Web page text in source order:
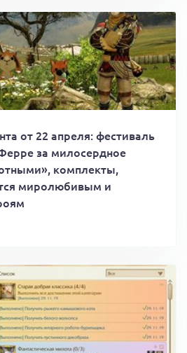
от 22 апреля: фестиваль
за милосердное
комплекты,
миролюбивым и